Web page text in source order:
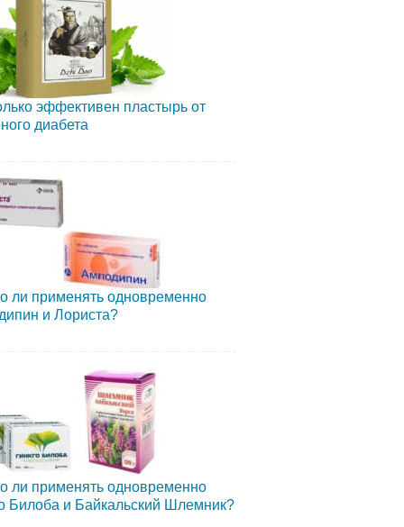
эффективен пластырь от
диабета
ли применять одновременно
и Лориста?
ли применять одновременно
Билоба и Байкальский Шлемник?